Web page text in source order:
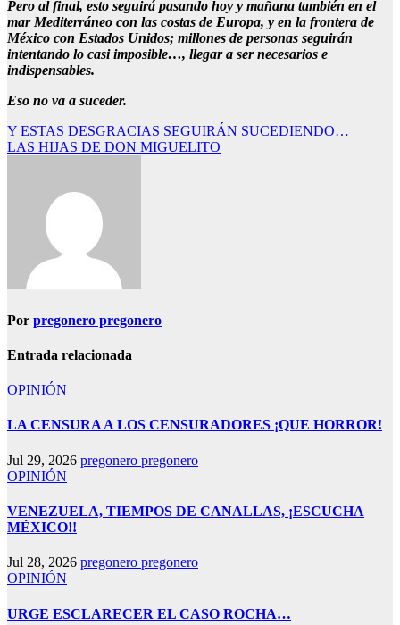
Pero al final, esto seguirá pasando hoy y mañana también en el
mar Mediterráneo con las costas de Europa, y en la frontera de
México con Estados Unidos; millones de personas seguirán
intentando lo casi imposible…, llegar a ser necesarios e
indispensables.
Eso no va a suceder.
Navegación
de
Y ESTAS DESGRACIAS SEGUIRÁN SUCEDIENDO…
LAS HIJAS DE DON MIGUELITO
Por pregonero pregonero
Entrada relacionada
OPINIÓN
LA CENSURA A LOS CENSURADORES ¡QUE HORROR!
Jul 29, 2026 pregonero pregonero
OPINIÓN
VENEZUELA, TIEMPOS DE CANALLAS, ¡ESCUCHA
MÉXICO!!
Jul 28, 2026 pregonero pregonero
OPINIÓN
URGE ESCLARECER EL CASO ROCHA…